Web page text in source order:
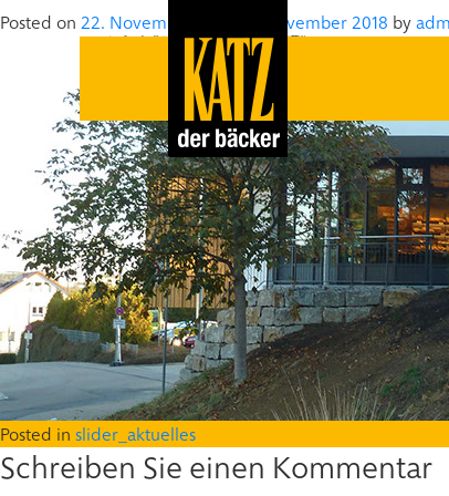
Posted on 22. November 2018 22. November 2018 by
Posted in slider_aktuelles
Schreiben Sie einen Kommentar